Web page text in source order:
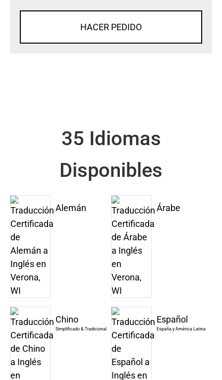
HACER PEDIDO
35 Idiomas
Disponibles
Alemán Árabe
Chino
Simplificado & Tradicional
Español
España y América Latina